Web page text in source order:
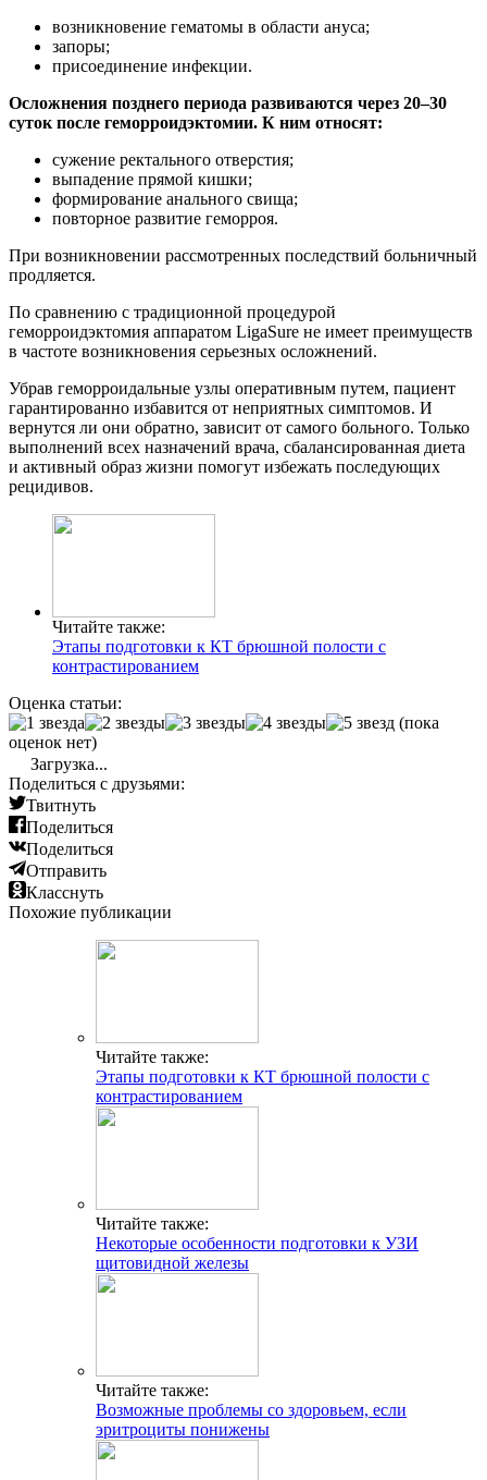
возникновение гематомы в области ануса;
запоры;
присоединение инфекции.
Осложнения позднего периода развиваются через 20–30
суток после геморроидэктомии. К ним относят:
сужение ректального отверстия;
выпадение прямой кишки;
формирование анального свища;
повторное развитие геморроя.
При возникновении рассмотренных последствий больничный
продляется.
По сравнению с традиционной процедурой
геморроидэктомия аппаратом LigaSure не имеет преимуществ
в частоте возникновения серьезных осложнений.
Убрав геморроидальные узлы оперативным путем, пациент
гарантированно избавится от неприятных симптомов. И
вернутся ли они обратно, зависит от самого больного. Только
выполнений всех назначений врача, сбалансированная диета
и активный образ жизни помогут избежать последующих
рецидивов.
Читайте также:
Этапы подготовки к КТ брюшной полости с
контрастированием
Оценка статьи:
(пока
оценок нет)
Загрузка...
Поделиться с друзьями:
Твитнуть
Поделиться
Поделиться
Отправить
Класснуть
Похожие публикации
Читайте также:
Этапы подготовки к КТ брюшной полости с
контрастированием
Читайте также:
Некоторые особенности подготовки к УЗИ
щитовидной железы
Читайте также:
Возможные проблемы со здоровьем, если
эритроциты понижены